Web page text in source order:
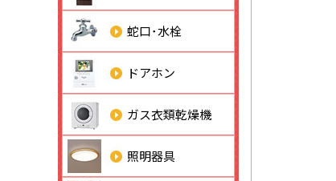
蛇口･水栓
ドアホン
ガス衣類乾燥機
照明器具